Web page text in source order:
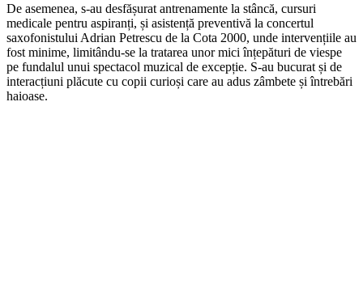
De asemenea, s-au desfășurat antrenamente la stâncă, cursuri
medicale pentru aspiranți, și asistență preventivă la concertul
saxofonistului Adrian Petrescu de la Cota 2000, unde intervențiile au
fost minime, limitându-se la tratarea unor mici înțepături de viespe
pe fundalul unui spectacol muzical de excepție. S-au bucurat și de
interacțiuni plăcute cu copii curioși care au adus zâmbete și întrebări
haioase.